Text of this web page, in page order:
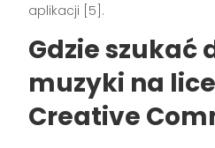
aplikacji [5].
Gdzie szukać
muzyki na
Creative